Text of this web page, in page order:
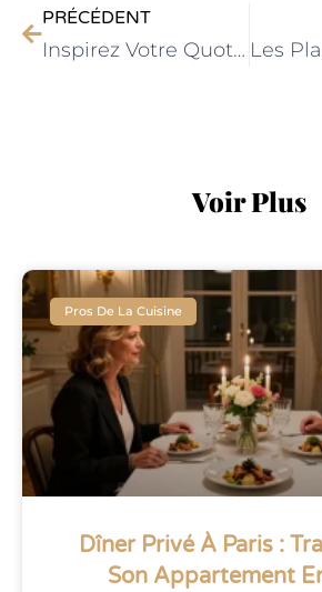
PRÉCÉDENT
Inspirez Votre Quotidien: Idées Innovantes pour une Cuisine Facile et Savoureuse
Voir Plus
Pros De La Cuisine
Dîner Privé À Paris :
Son Appartement